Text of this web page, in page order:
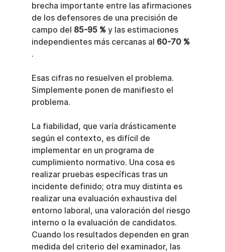
brecha importante entre las afirmaciones
de los defensores de una precisión de
campo del 85-95 % y las estimaciones
independientes más cercanas al 60-70 %
.
Esas cifras no resuelven el problema.
Simplemente ponen de manifiesto el
problema.
La fiabilidad, que varía drásticamente
según el contexto, es difícil de
implementar en un programa de
cumplimiento normativo. Una cosa es
realizar pruebas específicas tras un
incidente definido; otra muy distinta es
realizar una evaluación exhaustiva del
entorno laboral, una valoración del riesgo
interno o la evaluación de candidatos.
Cuando los resultados dependen en gran
medida del criterio del examinador, las